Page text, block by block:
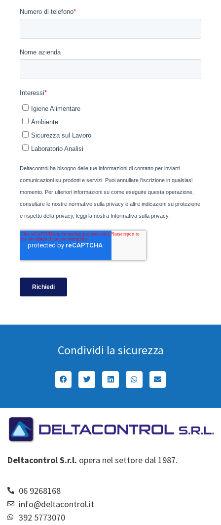
Condividi la sicurezza
Deltacontrol S.r.l. opera nel settore dal 1987.
06 9268168
info@deltacontrol.it
392 5773070